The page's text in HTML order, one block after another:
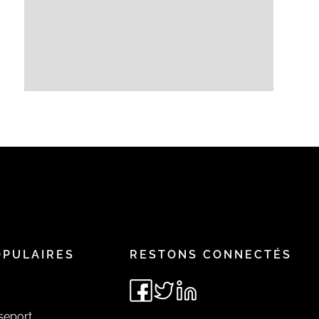
RESTONS CONNECTÉS